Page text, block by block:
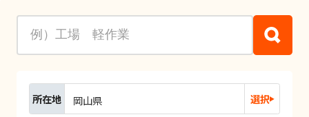
所在地 岡山県 選択